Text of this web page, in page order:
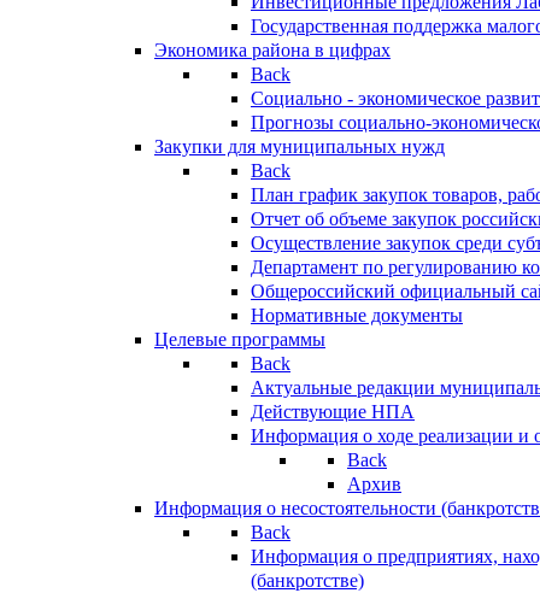
Государственная поддержка
Экономика района в цифрах
Back
Социально - экономическое
Прогнозы социально-
Закупки для муниципальных нужд
Back
План график закупок товаров,
Отчет об объеме закупок
Осуществление закупок среди
Департамент по регулированию
Общероссийский официальный
Нормативные документы
Целевые программы
Back
Актуальные редакции
Действующие НПА
Информация о ходе реализации
Back
Архив
Информация о несостоятельности
Back
Информация о предприятиях,
(банкротстве)